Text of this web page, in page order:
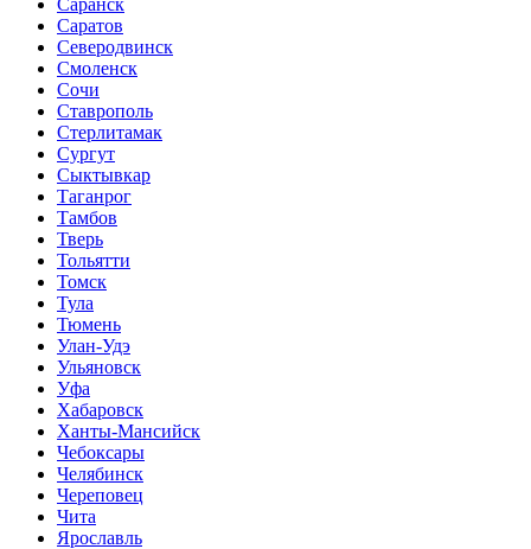
Саратов
Северодвинск
Смоленск
Сочи
Ставрополь
Стерлитамак
Сургут
Сыктывкар
Таганрог
Тамбов
Тверь
Тольятти
Томск
Тула
Тюмень
Улан-Удэ
Ульяновск
Уфа
Хабаровск
Ханты-Мансийск
Чебоксары
Челябинск
Череповец
Чита
Ярославль